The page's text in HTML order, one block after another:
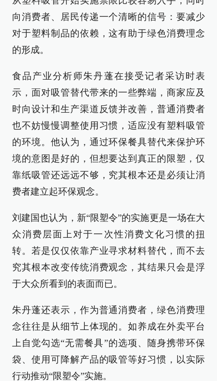
向消费者、居民传递一个清晰的信号：要减少
对于塑料制品的依赖，这有助于绿色消费理念
的形成。
食品产业分析师朱丹蓬在接受记者采访时表
示，面对吸管替代带来的一些弊端，商家应及
时向设计和生产渠道反馈并改善，普通消费者
也不妨慢慢调整使用习惯，适应没有塑料吸管
的环境。他认为，通过环保餐具替代来保护环
境的意图是好的，但想要达到真正的限塑，仅
靠纸吸管还远远不够，究其根本还是必须让消
费者建立起环保观念。
刘建国也认为，新“限塑令”的实施更是一场在大
众消费层面上对于一次性消费文化习惯的扭
转。若是仅仅依靠产业寻求材料替代，而不去
究其根本改变传统消费观念，其结果只会是浮
于大众所看到的表面而已。
朱丹蓬还表示，作为普通消费者，绿色消费理
念往往是从细节上体现的。如养成在外卖平台
上自觉勾选“无需餐具”的选项、随身携带环保
袋、使用可降解产品的吸管等好习惯，以实际
行动推动“限塑令”实施。